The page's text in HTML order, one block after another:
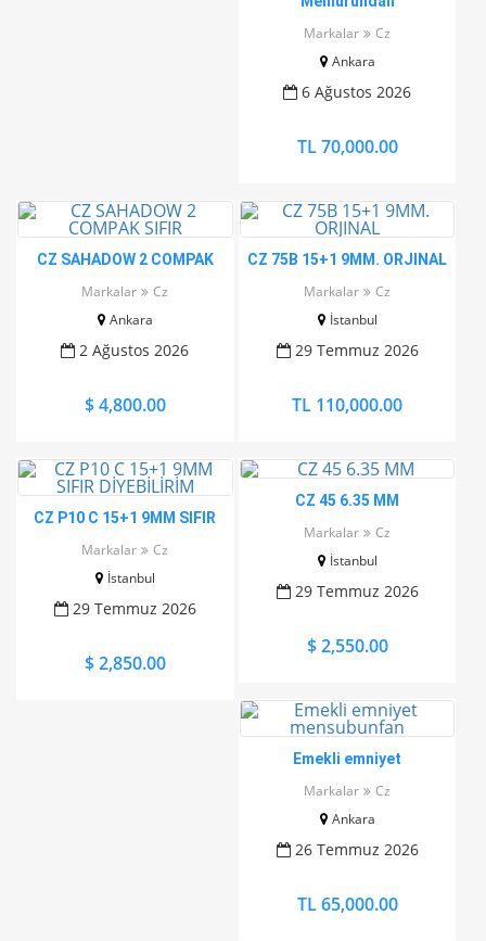
Markalar
Cz
Ankara
6 Ağustos 2026
TL 70,000.00
CZ SAHADOW 2 COMPAK
Markalar
Cz
Ankara
2 Ağustos 2026
$ 4,800.00
CZ 75B 15+1 9MM. ORJINAL
Markalar
Cz
İstanbul
29 Temmuz 2026
TL 110,000.00
CZ P10 C 15+1 9MM SIFIR
Markalar
Cz
İstanbul
29 Temmuz 2026
$ 2,850.00
CZ 45 6.35 MM
Markalar
Cz
İstanbul
29 Temmuz 2026
$ 2,550.00
Emekli emniyet
Markalar
Cz
Ankara
26 Temmuz 2026
TL 65,000.00